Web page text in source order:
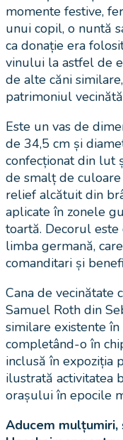
momente festive,
unui copil, o nuntă
ca donație era
vinului la astfel de
de alte căni
patrimoniul
Este un vas de
de 34,5 cm și
confecționat din lut
de smalț de
relief alcătuit din
aplicate în zonele
toartă. Decorul
limba germană,
comanditari și
Cana de vecinătate
Samuel Roth din
similare existente
completând-o în
inclusă în expoziția
ilustrată activitatea
orașului în epocile
Aducem